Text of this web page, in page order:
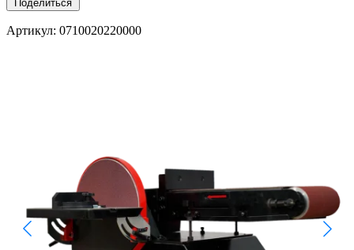
Поделиться
Артикул: 0710020220000